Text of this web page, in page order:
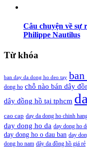
Câu chuyện về sự
Philippe Nautilus
Từ khóa
ban day da dong ho deo tay
dong ho chỗ nào bán dây
dây đồng hồ tại tphcm
cao cap day da dong ho chinh
day dong ho da day dong ho
day dong ho o dau ban day
dong ho nam dây da đồng hồ giá rẻ